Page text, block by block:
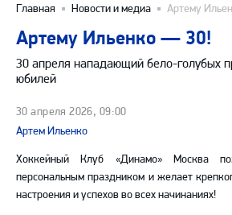
Главная Новости и медиа Артему
Артему Ильенко — 30!
30 апреля нападающий бело-голубых
юбилей
30 апреля 2026, 09:00
Артем Ильенко
Хоккейный Клуб «Динамо» Москва
персональным праздником и желает
настроения и успехов во всех начинаниях!